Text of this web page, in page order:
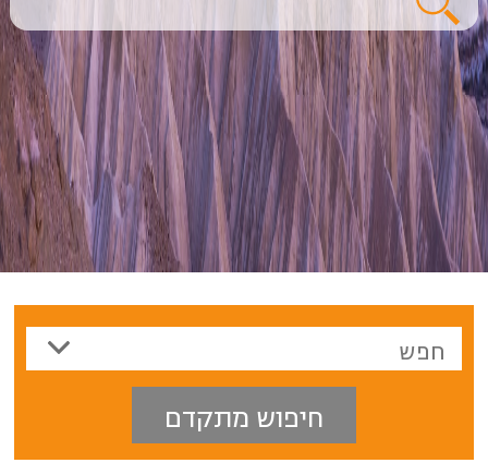
חיפוש מתקדם